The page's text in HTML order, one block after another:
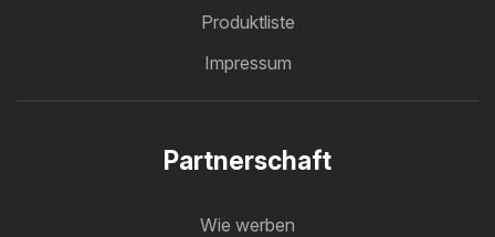
Produktliste
Impressum
Partnerschaft
Wie werben